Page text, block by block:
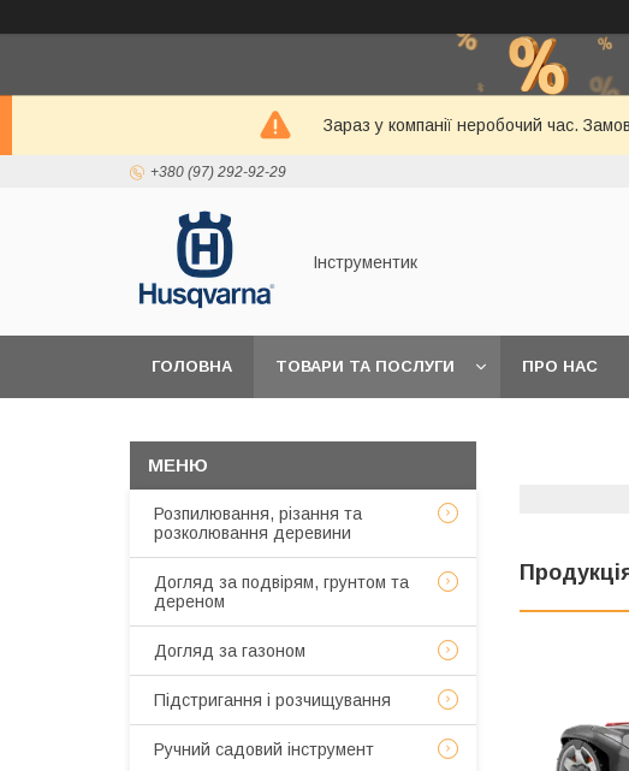
Зараз у компанії неробочий час.
+380 (97) 292-92-29
Інструментик
ГОЛОВНА ТОВАРИ ТА ПОСЛУГИ ПРО НАС
Розпилювання, різання та
розколювання деревини
Догляд за подвірям, грунтом та
дереном
Догляд за газоном
Підстригання і розчищування
Ручний садовий інструмент